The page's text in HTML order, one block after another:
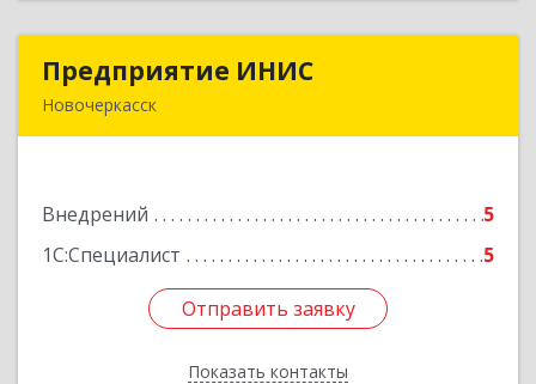
Предприятие ИНИС
Новочеркасск
Внедрений
5
1С:Специалист
5
Отправить заявку
Показать контакты
Предприятие ИНИС
Подробнее
Отправить заявку
Назад